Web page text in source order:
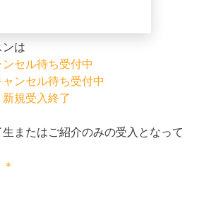
ンは
セル待ち受付中
ンセル待ち受付中
規受入終了
またはご紹介のみの受入となって